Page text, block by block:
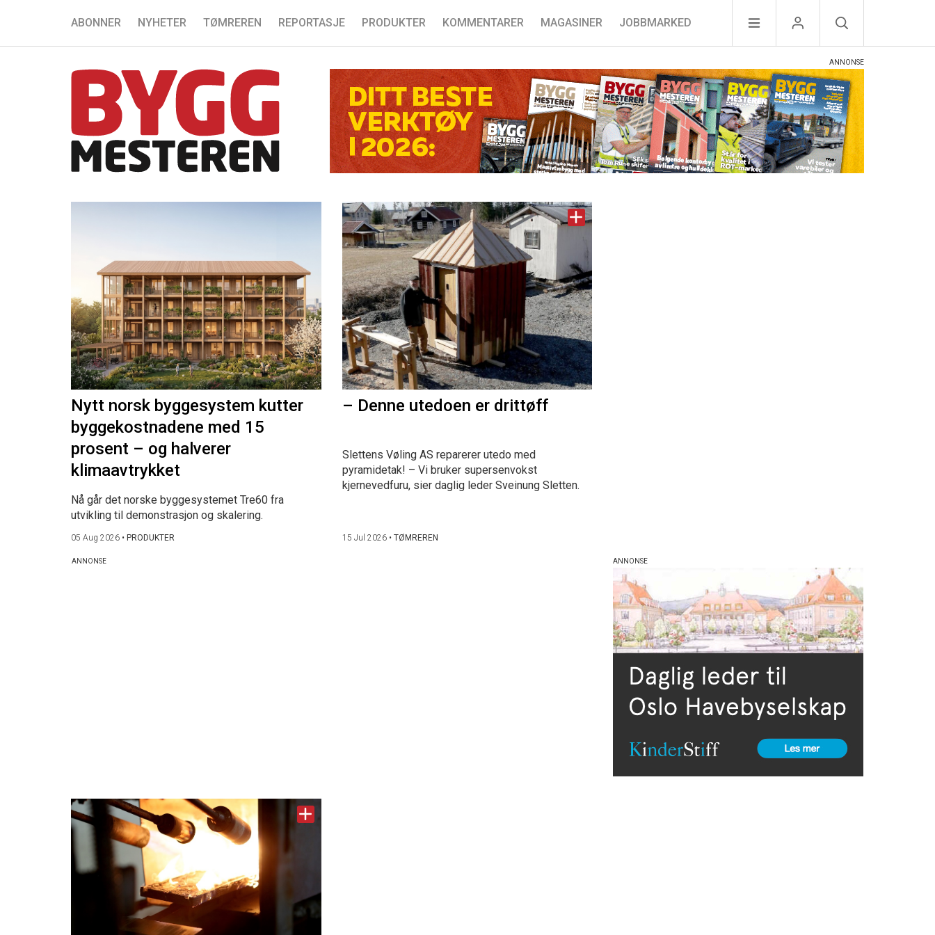
ABONNER NYHETER TØMREREN REPORTASJE PRODUKTER KOMMENTARER MAGASINER JOBBMARKED
Nytt norsk byggesystem kutter
byggekostnadene med 15
prosent – og halverer
klimaavtrykket
Nå går det norske byggesystemet Tre60 fra
utvikling til demonstrasjon og skalering.
05 Aug 2026 • PRODUKTER
– Denne utedoen er drittøff
Slettens Vøling AS reparerer utedo med
pyramidetak! – Vi bruker supersenvokst
kjernevedfuru, sier daglig leder Sveinung Sletten.
15 Jul 2026• TØMREREN